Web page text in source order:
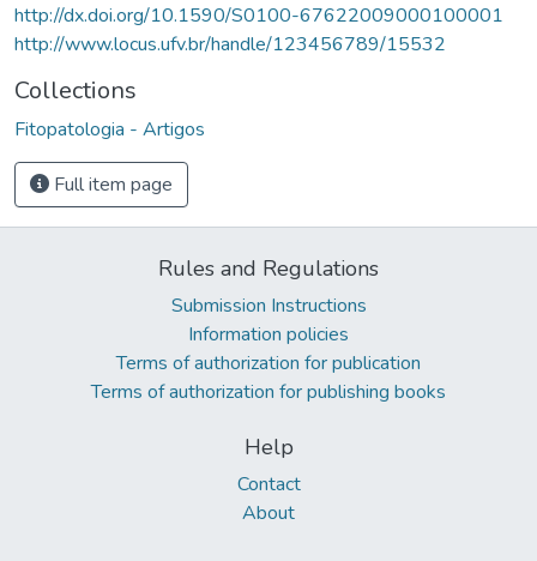
http://dx.doi.org/10.1590/S0100-67622009000100001
http://www.locus.ufv.br/handle/123456789/15532
Collections
Fitopatologia - Artigos
Full item page
Rules and Regulations
Submission Instructions
Information policies
Terms of authorization for publication
Terms of authorization for publishing books
Help
Contact
About